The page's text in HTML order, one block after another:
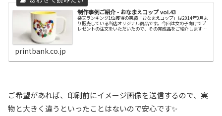
制作事例ご紹介 - おなまえコップ vol.43
楽天ランキング1位獲得の実績「おなまえコップ」は2014年3月よ
り販売している当店オリジナル商品です。今回は女の子向けでプ
レゼントの注文をいただいたので、その完成品をご紹介します。
printbank.co.jp
ご希望があれば、印刷前にイメージ画像を送信するので、実
物と大きく違うといったことはないので安心です✨